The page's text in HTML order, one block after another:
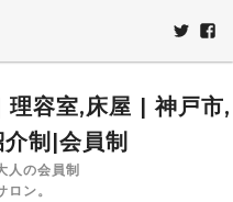
容室,床屋 | 神戸市,
制|会員制
人の会員制
ロン。